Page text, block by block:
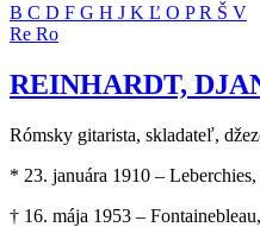
B C D F G H J K Ľ O PR Š V
Re Ro
REINHARDT,
Rómsky gitarista, skladateľ,
* 23. januára 1910 –
† 16. mája 1953 –